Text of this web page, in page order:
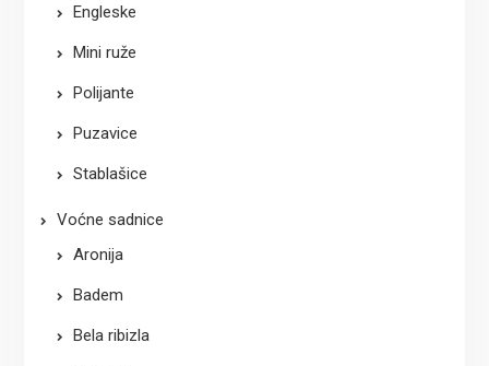
Engleske
Mini ruže
Polijante
Puzavice
Stablašice
Voćne sadnice
Aronija
Badem
Bela ribizla